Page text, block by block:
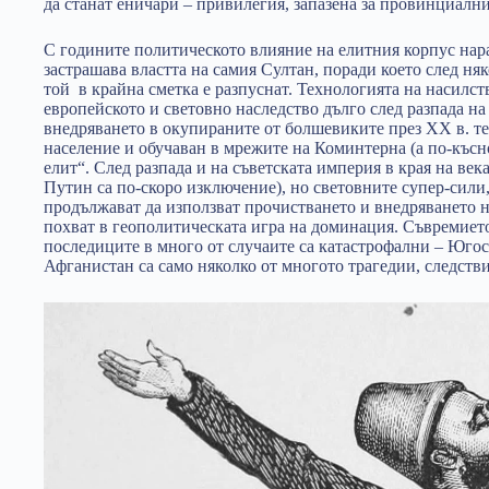
да станат еничари – привилегия, запазена за
С годините политическото влияние на елитния корпус
застрашава властта на самия Султан, поради което след
той в крайна сметка е разпуснат. Технологията на
европейското и световно наследство дълго след разпада
внедряването в окупираните от болшевиките през XX в.
население и обучаван в мрежите на Коминтерна (а по-
елит“. След разпада и на съветската империя в края на
Путин са по-скоро изключение), но световните супер-
продължават да използват прочистването и внедряването
похват в геополитическата игра на доминация.
последиците в много от случаите са катастрофални –
Афганистан са само няколко от многото трагедии,